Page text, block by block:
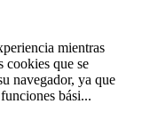
mientras
cookies que se
navegador, ya que
bási...